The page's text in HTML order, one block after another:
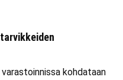
kohdataan